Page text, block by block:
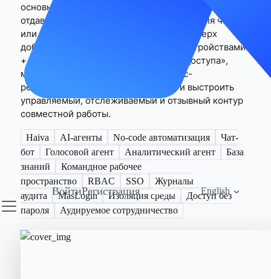
ВойтиРегистрация Скачать English
основной периметр, а для внешних передач
отдавайте приоритет выгрузкам только для чтения
или контролируемым ссылкам. Если поверх
добавить MasLogin с «доверенными устройствами
+ сохранением сессий + журналами доступа»,
можно сильно сократить число кросс-
региональных проверок и обрывов и выстроить
управляемый, отслеживаемый и отзывный контур
совместной работы.
Haiva AI-агенты No-code автоматизация
Чат-
бот
Голосовой агент Аналитический агент
База
знаний
Командное рабочее
пространство
RBAC SSO
Журналы
аудита
MasLogin Изоляция среды
Доступ без
пароля
Аудируемое сотрудничество